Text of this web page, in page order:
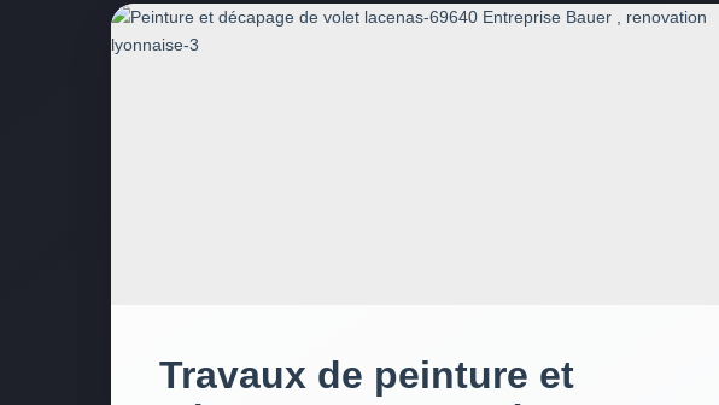
Travaux de peinture et